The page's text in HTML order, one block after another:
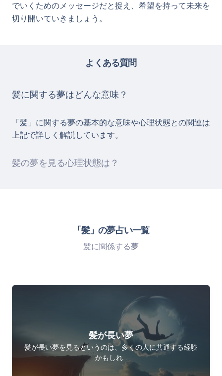
でいくためのメッセージだと捉え、希望を持って未来を
切り開いていきましょう。
よくある質問
髪に関する夢はどんな意味？
「髪」に関する夢の基本的な意味や心理状態との関連は
上記で詳しく解説しています。
髪の夢を見る心理状態は？
「髪」の夢占い一覧
髪に関係する夢
髪が長い夢
髪が長い夢を見るというのは、多くの人に共通する経験
かもしれ…